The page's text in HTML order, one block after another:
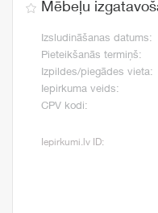
Mēbeļu
Izsludināšanas datums:
Pieteikšanās termiņš:
Izpildes/piegādes vieta:
Iepirkuma veids:
CPV kodi:
Iepirkumi.lv ID: